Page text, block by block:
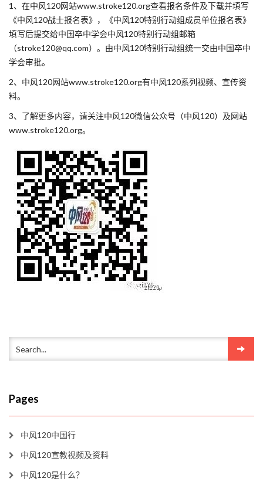
1、在中风120网站www.stroke120.org查看报名条件及下载并填写
《中风120战士报名表》，《中风120特别行动组成员单位报名表》
填写后提交给中国卒中学会中风120特别行动组邮箱
（stroke120@qq.com）。由中风120特别行动组统一交由中国卒中
学会审批。
2、中风120网站www.stroke120.org有中风120系列视频、宣传资
料。
3、了解更多内容，请关注中风120微信公众号（中风120）及网站
www.stroke120.org。
Pages
中风120中国行
中风120宣教视频及资料
中风120是什么？